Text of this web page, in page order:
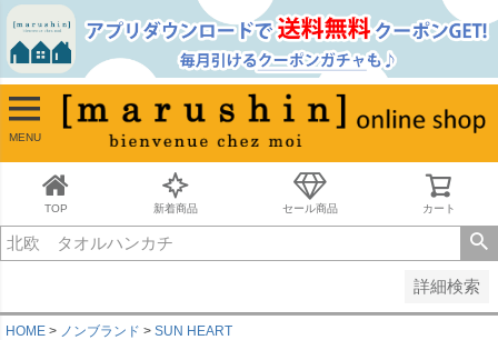
MENU
TOP 新着商品 セール商品 カート
詳細検索
並び順
新着順
古い順
価格が安い順
価格が高い順
キーワードヒット順
HOME ノンブランド
SUN HEART